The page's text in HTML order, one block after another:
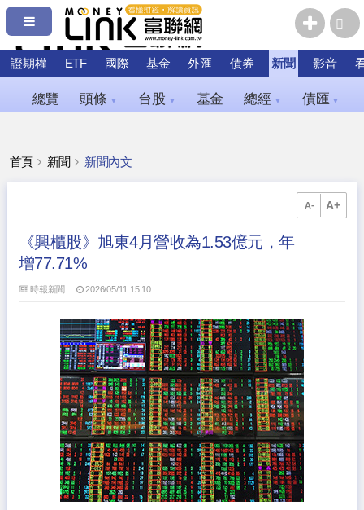
證期權 ETF 國際 基金 外匯 債券 新聞 影音
總覽 頭條 ▼ 台股 ▼ 基金 總經 ▼ 債匯 ▼
首頁 新聞 新聞內文
A- A+
《興櫃股》旭東4月營收為1.53億元，年
增77.71%
時報新聞 2026/05/11 15:10